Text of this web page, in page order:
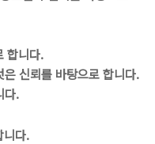
합니다.
신뢰를 바탕으로 합니다.
다.
다.